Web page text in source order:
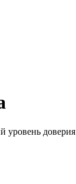
уровень доверия